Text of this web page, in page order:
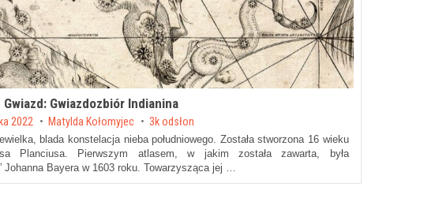
Gwiazdozbiór Indianina
2022 by Matylda Kołomyjec 3k odsłon
blada konstelacja nieba południowego. Została stworzona 16 wieku
Planciusa. Pierwszym atlasem, w jakim została zawarta, była
Johanna Bayera w 1603 roku. Towarzysząca jej …